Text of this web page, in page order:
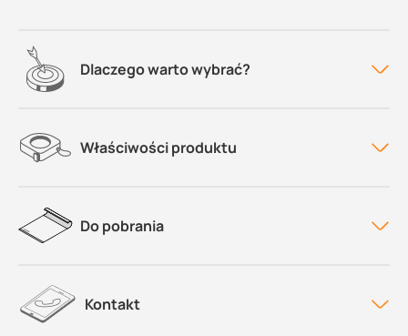
Dlaczego warto wybrać?
Właściwości produktu
Do pobrania
Kontakt